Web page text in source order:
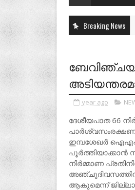
Breaking News
year ago
ദേശീയപാത 66
പാർശ്വസംരക്ഷണ
ഇമ്പശേഖർ ഐഎഎസ്
പൂർത്തിയാക്കാൻ
നിർമ്മാണ
ആകുമെന്ന് ജില്ലാ